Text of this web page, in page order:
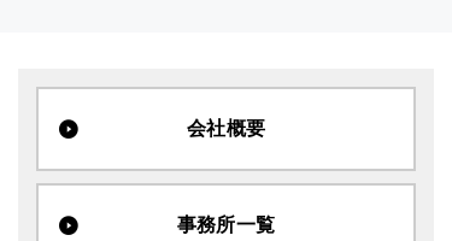
会社概要
事務所一覧